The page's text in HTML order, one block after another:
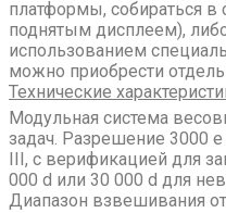
платформы, собираться в
поднятым дисплеем),
использованием
можно приобрести
Технические
Модульная система
задач. Разрешение 3000 e
III, с верификацией для
000 d или 30 000 d для
Диапазон взвешивания